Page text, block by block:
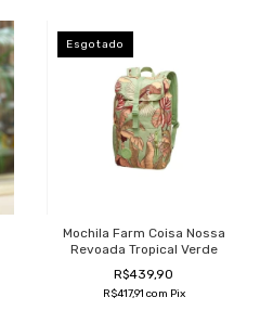
Esgotado
Mochila Farm Coisa Nossa
Revoada Tropical Verde
R$439,90
R$417,91 com Pix